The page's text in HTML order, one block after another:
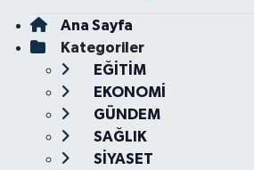
Ana Sayfa
Kategoriler
EĞİTİM
EKONOMİ
GÜNDEM
SAĞLIK
SİYASET